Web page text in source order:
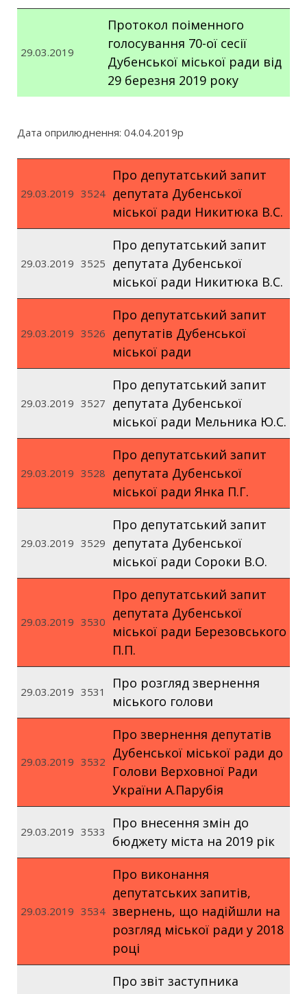
29.03.2019
Протокол поіменного
голосування 70-ої сесії
Дубенської міської ради від
29 березня 2019 року
Дата оприлюднення: 04.04.2019р
29.03.2019 3524
Про депутатський запит
депутата Дубенської
міської ради Никитюка В.С.
29.03.2019 3525
Про депутатський запит
депутата Дубенської
міської ради Никитюка В.С.
29.03.2019 3526
Про депутатський запит
депутатів Дубенської
міської ради
29.03.2019 3527
Про депутатський запит
депутата Дубенської
міської ради Мельника Ю.С.
29.03.2019 3528
Про депутатський запит
депутата Дубенської
міської ради Янка П.Г.
29.03.2019 3529
Про депутатський запит
депутата Дубенської
міської ради Сороки В.О.
29.03.2019 3530
Про депутатський запит
депутата Дубенської
міської ради Березовського
П.П.
29.03.2019 3531
Про розгляд звернення
міського голови
29.03.2019 3532
Про звернення депутатів
Дубенської міської ради до
Голови Верховної Ради
України А.Парубія
29.03.2019 3533
Про внесення змін до
бюджету міста на 2019 рік
29.03.2019 3534
Про виконання
депутатських запитів,
звернень, що надійшли на
розгляд міської ради у 2018
році
Про звіт заступника